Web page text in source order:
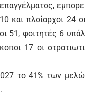
και πλοίαρχοι 24
51, φοιτητές 6
17 οι
το 41% των